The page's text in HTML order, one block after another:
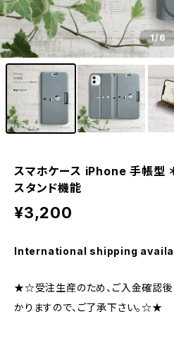
1/6
スマホケース iPhone 手帳型
スタンド機能
¥3,200
International shipping
★☆受注生産のため、ご入金確認後
かりますので、ご了承下さい。☆★